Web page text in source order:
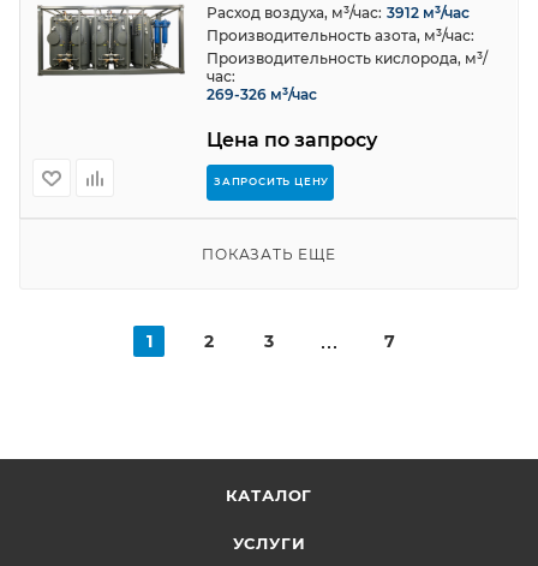
Цена по запросу
ЗАПРОСИТЬ ЦЕНУ
Расход воздуха, м³/час: 3912 м³/час
Производительность азота, м³/час:
Производительность кислорода, м³/
час:
269-326 м³/час
ПОКАЗАТЬ ЕЩЕ
1 2 3 7
КАТАЛОГ
УСЛУГИ